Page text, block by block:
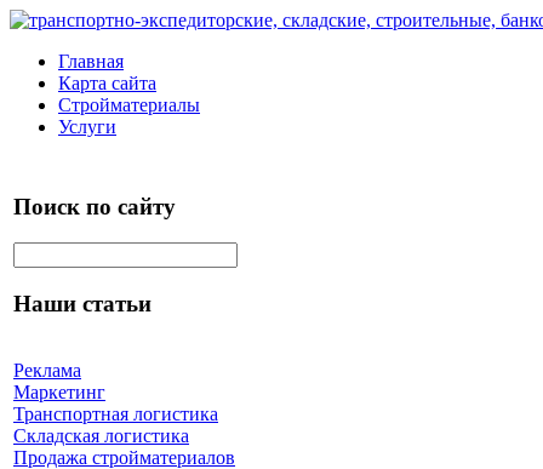
Главная
Карта сайта
Стройматериалы
Услуги
Поиск по сайту
Наши статьи
Реклама
Маркетинг
Транспортная логистика
Складская логистика
Продажа стройматериалов